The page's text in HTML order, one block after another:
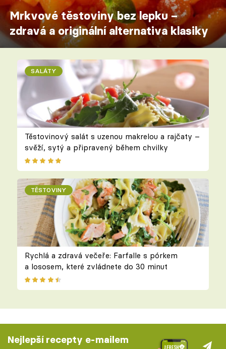
Mrkvové těstoviny bez lepku –
zdravá a originální alternativa klasiky
SALÁTY
Těstovinový salát s uzenou makrelou a rajčaty –
svěží, sytý a připravený během chvilky
TĚSTOVINY
Rychlá a zdravá večeře: Farfalle s pórkem
a lososem, které zvládnete do 30 minut
Nejlepší recepty e-mailem